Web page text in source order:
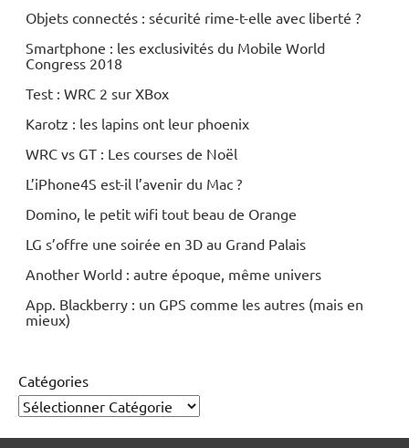
Objets connectés : sécurité rime-t-elle avec liberté ?
Smartphone : les exclusivités du Mobile World
Congress 2018
Test : WRC 2 sur XBox
Karotz : les lapins ont leur phoenix
WRC vs GT : Les courses de Noël
L’iPhone4S est-il l’avenir du Mac ?
Domino, le petit wifi tout beau de Orange
LG s’offre une soirée en 3D au Grand Palais
Another World : autre époque, même univers
App. Blackberry : un GPS comme les autres (mais en
mieux)
Catégories